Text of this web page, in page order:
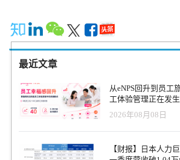
全球管理公司已经对多家初创型企业投资了大量的资金
公司首席执行官罗伯特·霍赫曼(Robert
资的绝佳时机。目前可用的资本量较大，特
务模式的成长型公司而言。我们就从中受益。
里奇·巴顿(Rich Barton)。 霍赫曼拒绝披露Glassdoor公司的具体估
值、营收等数据，也拒绝透露这家公司是否盈
在全球已经拥有2700多万注册用户和2000多家企业客
的竞争对手主要包括LinkedIn和Indeed。
职业网站，于2012年10月被日本最大的人力
Recruit收购。
最近文章
从eNPS回升到员工
工体验管理正在发生
2026年08月08日
【财报】日本人力